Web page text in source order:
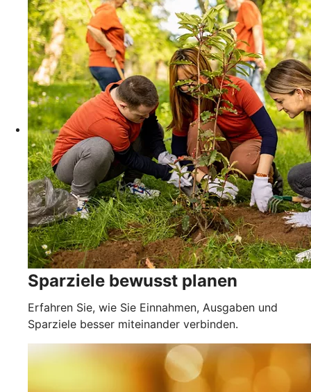
Sparziele bewusst planen
Erfahren Sie, wie Sie Einnahmen, Ausgaben und
Sparziele besser miteinander verbinden.